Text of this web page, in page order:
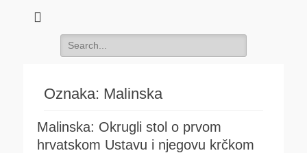
Search
for:
Oznaka: Malinska
Malinska: Okrugli stol o prvom
hrvatskom Ustavu i njegovu krčkom